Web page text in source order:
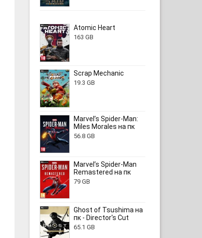
Atomic Heart
163 GB
Scrap Mechanic
19.3 GB
Marvel’s Spider-Man:
Miles Morales на пк
56.8 GB
Marvel’s Spider-Man
Remastered на пк
79 GB
Ghost of Tsushima на
пк - Director's Cut
65.1 GB